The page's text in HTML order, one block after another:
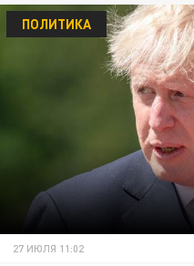
ПОЛИТИКА
27 ИЮЛЯ 11:02